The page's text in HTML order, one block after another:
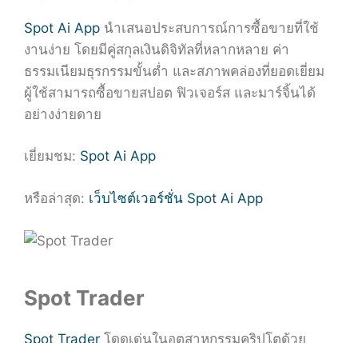
Spot Ai App นำเสนอประสบการณ์การซื้อขายที่ใช้
งานง่าย โดยมีคู่สกุลเงินดิจิทัลที่หลากหลาย ค่า
ธรรมเนียมธุรกรรมขั้นต่ำ และสภาพคล่องที่ยอดเยี่ยม
ผู้ใช้สามารถซื้อขายสปอต ฟิวเจอร์ส และมาร์จิ้นได้
อย่างง่ายดาย
เยี่ยมชม: Spot Ai App
หรือล่าสุด: เว็บไซต์เวอร์ชั่น Spot Ai App
Spot Trader
Spot Trader โดดเด่นในอุตสาหกรรมคริปโตด้วย